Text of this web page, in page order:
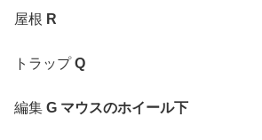
屋根 R
トラップQ
編集 G マウスのホイール下